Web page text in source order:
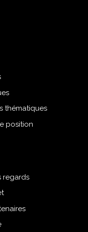
thématiques
position
regards